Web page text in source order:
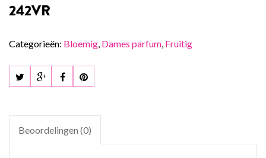
242VR
Categorieën: Bloemig, Dames parfum, Fruitig
Beoordelingen (0)